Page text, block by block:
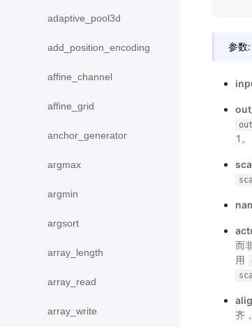
adaptive_pool3d
add_position_encoding
affine_channel
affine_grid
anchor_generator
argmax
argmin
argsort
array_length
array_read
array_write
参数:
1。
而
用
齐